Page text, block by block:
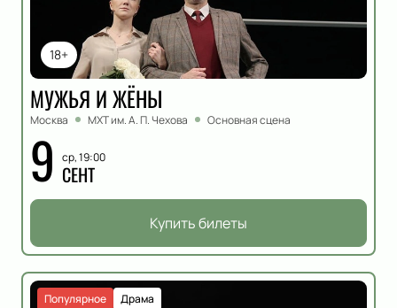
18+
МУЖЬЯ И ЖЁНЫ
Москва МХТ им. А. П. Чехова Основная сцена
9 ср, 19:00
СЕНТ
Купить билеты
Драма
Популярное